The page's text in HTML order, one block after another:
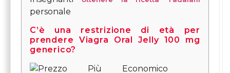
personale
C’è una restrizione di età per
prendere Viagra Oral Jelly 100 mg
generico?